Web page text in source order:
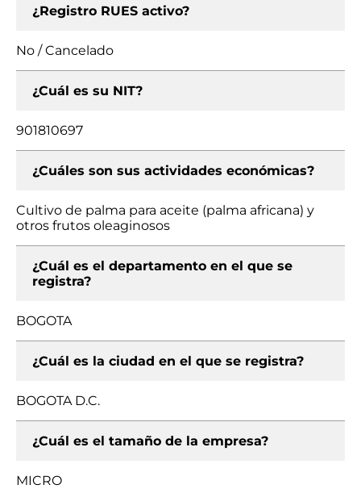
¿Registro RUES activo?
No / Cancelado
¿Cuál es su NIT?
901810697
¿Cuáles son sus actividades económicas?
Cultivo de palma para aceite (palma africana) y
otros frutos oleaginosos
¿Cuál es el departamento en el que se
registra?
BOGOTA
¿Cuál es la ciudad en el que se registra?
BOGOTA D.C.
¿Cuál es el tamaño de la empresa?
MICRO